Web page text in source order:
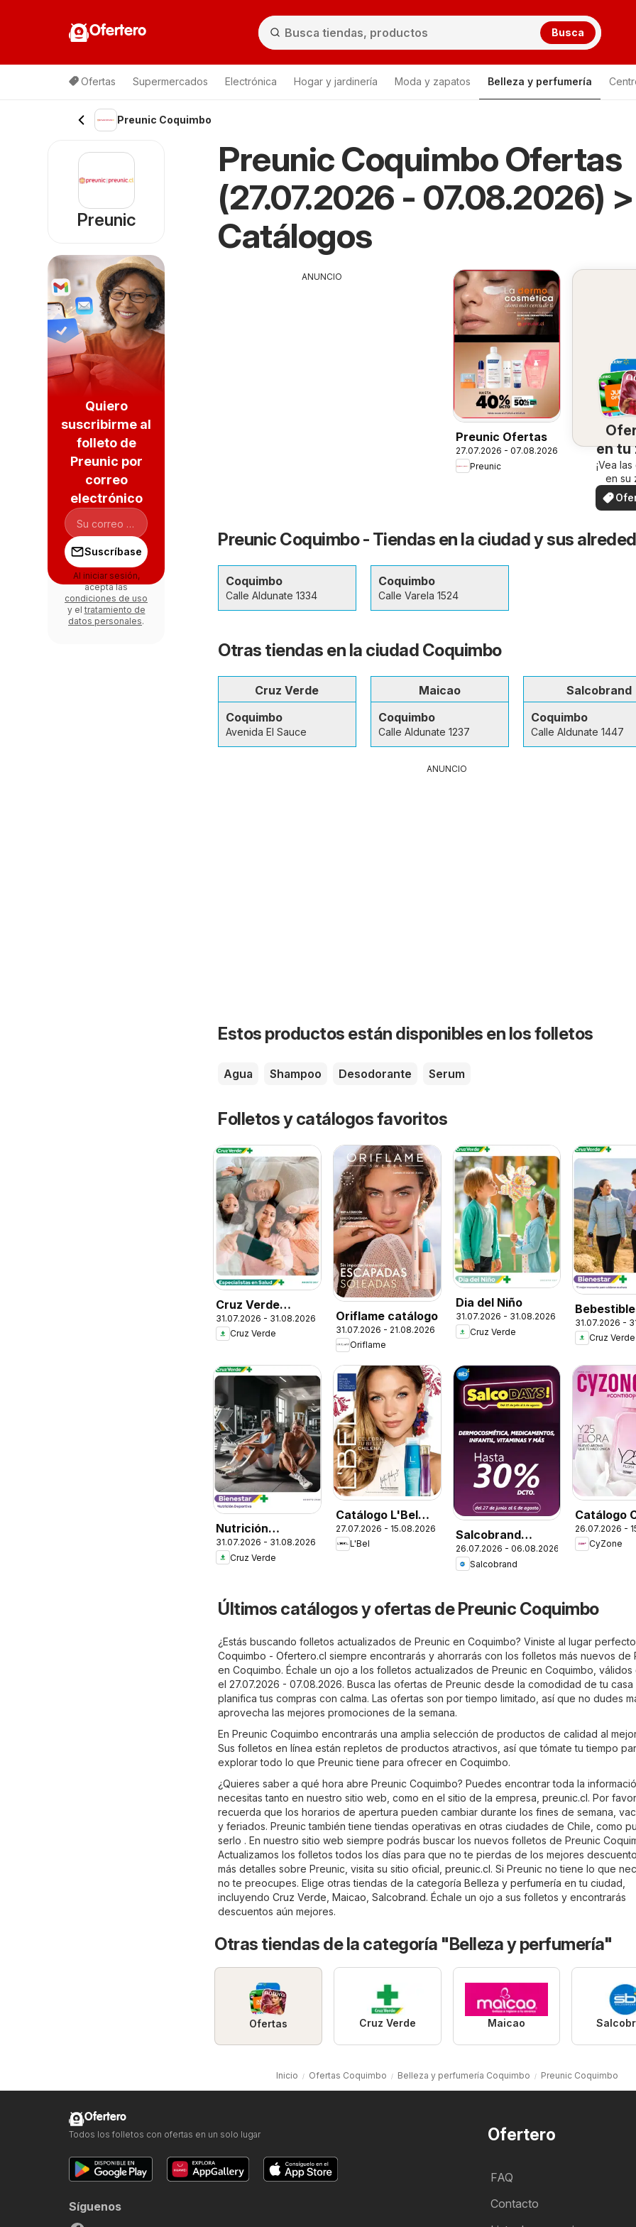
Ofertero Busca
Ofertas Supermercados Electrónica Hogar y jardinería Moda y zapatos Belleza y perfumería
Preunic Coquimbo
Preunic Coquimbo Ofertas
(27.07.2026 - 07.08.2026)
Catálogos
ANUNCIO
Preunic Ofertas
27.07.2026 - 07.08.2026
Preunic
en tu
¡Vea
en su
Preunic Coquimbo - Tiendas en la ciudad y sus
Coquimbo
Calle Aldunate 1334
Coquimbo
Calle Varela 1524
Otras tiendas en la ciudad Coquimbo
Cruz Verde
Coquimbo
Avenida El Sauce
Maicao
Coquimbo
Calle Aldunate 1237
Salcobrand
Coquimbo
Calle Aldunate 1447
ANUNCIO
Estos productos están disponibles en los folletos
Agua Shampoo Desodorante Serum
Folletos y catálogos favoritos
Cruz Verde
Descuentos
31.07.2026 - 31.08.2026
Cruz Verde
Oriflame catálogo
31.07.2026 - 21.08.2026
Oriflame
Dia del Niño
31.07.2026 - 31.08.2026
Cruz Verde
Snacks
31.07.2026 -
Cruz Verde
Nutrición
Deportiva
31.07.2026 - 31.08.2026
Cruz Verde
Catálogo L'Bel
Campaña 13
27.07.2026 - 15.08.2026
L'Bel
Salcobrand
Ofertas
26.07.2026 - 06.08.2026
Salcobrand
Catálogo
Campaña
26.07.2026 -
CyZone
Últimos catálogos y ofertas de Preunic Coquimbo
¿Estás buscando folletos actualizados de Preunic en Coquimbo? Viniste al lugar
Coquimbo - Ofertero.cl siempre encontrarás y ahorrarás con los folletos más nuevos de
en Coquimbo. Échale un ojo a los folletos actualizados de Preunic en Coquimbo, válidos
el 27.07.2026 - 07.08.2026. Busca las ofertas de Preunic desde la comodidad de tu casa
planifica tus compras con calma. Las ofertas son por tiempo limitado, así que no dudes
aprovecha las mejores promociones de la semana.
En Preunic Coquimbo encontrarás una amplia selección de productos de calidad al
Sus folletos en línea están repletos de productos atractivos, así que tómate tu tiempo
explorar todo lo que Preunic tiene para ofrecer en Coquimbo.
¿Quieres saber a qué hora abre Preunic Coquimbo? Puedes encontrar toda la
necesitas tanto en nuestro sitio web, como en el sitio de la empresa, preunic.cl . Por
recuerda que los horarios de apertura pueden cambiar durante los fines de semana,
y feriados. Preunic también tiene tiendas operativas en otras ciudades de Chile, como
serlo . En nuestro sitio web siempre podrás buscar los nuevos folletos de Preunic
Actualizamos los folletos todos los días para que no te pierdas de los mejores
más detalles sobre Preunic, visita su sitio oficial, preunic.cl . Si Preunic no tiene lo que
no te preocupes. Elige otras tiendas de la categoría Belleza y perfumería en tu ciudad,
incluyendo Cruz Verde, Maicao, Salcobrand. Échale un ojo a sus folletos y encontrarás
descuentos aún mejores.
Otras tiendas de la categoría "Belleza y perfumería"
Ofertas Cruz Verde Maicao
Inicio Ofertas Coquimbo Belleza y perfumería Coquimbo Preunic Coquimbo
Preunic
Quiero
suscribirme al
folleto de
Preunic por
correo
electrónico
Suscríbase
Al iniciar sesión,
acepta las
condiciones de uso
y el tratamiento de
datos personales.
Ofertero
FAQ
Contacto
Ofertero
Todos los folletos con ofertas en un solo lugar
Síguenos